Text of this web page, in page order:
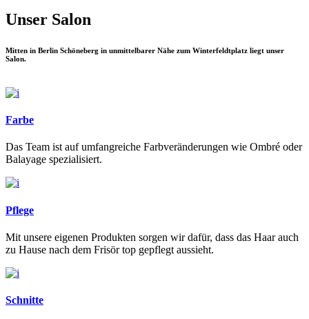
Unser Salon
Mitten in Berlin Schöneberg in unmittelbarer Nähe zum Winterfeldtplatz liegt unser
Salon.
Farbe
Das Team ist auf umfangreiche Farbveränderungen wie Ombré oder
Balayage spezialisiert.
Pflege
Mit unsere eigenen Produkten sorgen wir dafür, dass das Haar auch
zu Hause nach dem Frisör top gepflegt aussieht.
Schnitte